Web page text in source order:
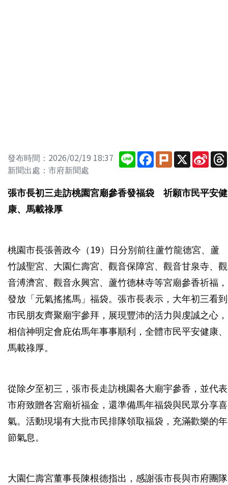
發布時間：2026/02/19 18:37
新聞出處：市府新聞處
Line Facebook
PlurkX Sina
張市長初三走訪桃園宮廟參香發福袋 祈願市民平安健
康、馬載祿厚
桃園市長張善政今（19）日分別前往蘆竹龍德宮、蘆
竹誠聖宮、大園仁壽宮、觀音保障宮、觀音甘泉寺、觀
音溥濟宮、觀音永興宮、蘆竹德林寺等宮廟參香祈福，
發放「元氣搖搖馬」福袋。張市長表示，大年初三看到
市民朋友齊聚廟宇參拜，展現豐沛的活力與虔誠之心，
相信神明定會庇佑馬年事事順利，全體市民平安健康、
馬載祿厚。
從除夕至初三，張市長走訪桃園各大廟宇參香，並代表
市府致贈各宮廟祈福金，還準備馬年福袋與民眾分享喜
氣。活動現場有大批市民排隊領取福袋，充滿歡樂的年
節氣息。
大園仁壽宮董事長陳根德指出，感謝張市長與市府團隊